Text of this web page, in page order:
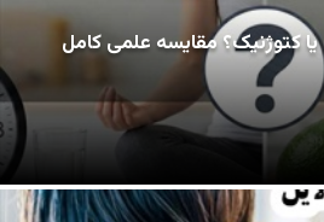
کتوژنیک؟ مقایسه علمی کامل